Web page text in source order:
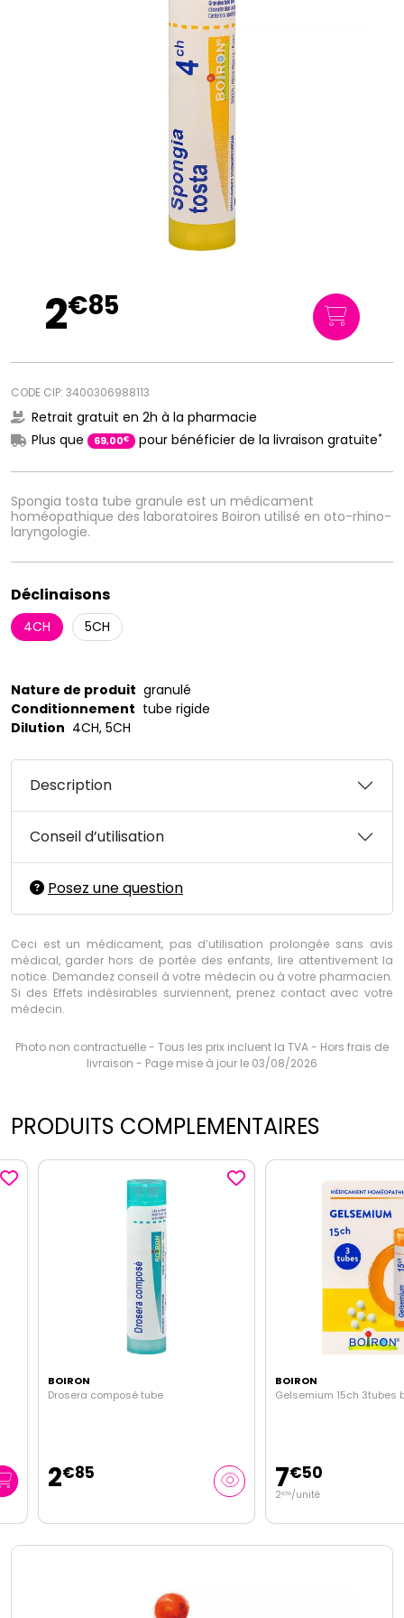
Spongia tosta tube granule est un médicament
homéopathique des laboratoires Boiron utilisé en oto-rhino-
laryngologie.
Déclinaisons
4CH 5CH
2€85
CODE CIP: 3400306988113
Retrait gratuit en 2h à la pharmacie
Plus que
69,00€ pour bénéficier de la livraison gratuite*
Nature de produit granulé
Conditionnement tube rigide
Dilution 4CH, 5CH
Description
Conseil d’utilisation
Posez une question
Ceci est un médicament, pas d’utilisation prolongée sans avis
médical, garder hors de portée des enfants, lire attentivement la
notice. Demandez conseil à votre médecin ou à votre pharmacien.
Si des Effets indésirables surviennent, prenez contact avec votre
médecin.
Photo non contractuelle - Tous les prix incluent la TVA - Hors frais de
livraison - Page mise à jour le 03/08/2026
PRODUITS COMPLEMENTAIRES
BOIRON
Drosera composé tube
€85
BOIRON
Gelsemium 15ch 3tubes
€50
/unité